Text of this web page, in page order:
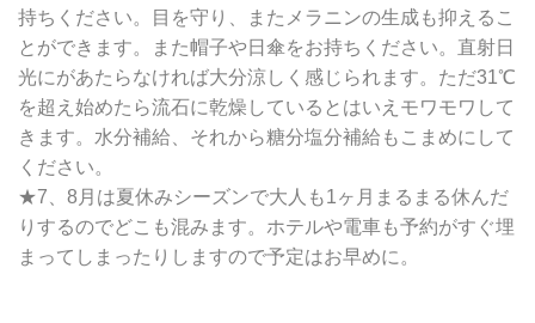
持ちください。目を守り、またメラニンの生成も抑えるこ
とができます。また帽子や日傘をお持ちください。直射日
光にがあたらなければ大分涼しく感じられます。ただ31℃
を超え始めたら流石に乾燥しているとはいえモワモワして
きます。水分補給、それから糖分塩分補給もこまめにして
ください。
★7、8月は夏休みシーズンで大人も1ヶ月まるまる休んだ
りするのでどこも混みます。ホテルや電車も予約がすぐ埋
まってしまったりしますので予定はお早めに。